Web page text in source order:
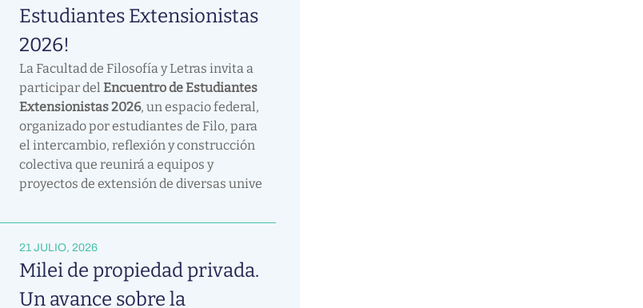
Estudiantes Extensionistas
2026!
La Facultad de Filosofía y Letras invita a
participar delEncuentro de Estudiantes
Extensionistas 2026, un espacio federal,
organizado por estudiantes de Filo, para
el intercambio, reflexión y construcción
colectiva que reunirá a equipos y
proyectos de extensión de diversas unive
21 JULIO, 2026
Milei de propiedad privada.
Un avance sobre la